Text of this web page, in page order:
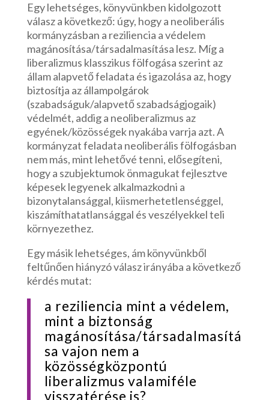
Egy lehetséges, könyvünkben kidolgozott
válasz a következő: úgy, hogy a neoliberális
kormányzásban a reziliencia a védelem
magánosítása/társadalmasítása lesz. Míg a
liberalizmus klasszikus fölfogása szerint az
állam alapvető feladata és igazolása az, hogy
biztosítja az állampolgárok
(szabadságuk/alapvető szabadságjogaik)
védelmét, addig a neoliberalizmus az
egyének/közösségek nyakába varrja azt. A
kormányzat feladata neoliberális fölfogásban
nem más, mint lehetővé tenni, elősegíteni,
hogy a szubjektumok önmagukat fejlesztve
képesek legyenek alkalmazkodni a
bizonytalansággal, kiismerhetetlenséggel,
kiszámíthatatlansággal és veszélyekkel teli
környezethez.
Egy másik lehetséges, ám könyvünkből
feltűnően hiányzó válasz irányába a következő
kérdés mutat:
a reziliencia mint a védelem,
mint a biztonság
magánosítása/társadalmasítá
sa vajon nem a
közösségközpontú
liberalizmus valamiféle
visszatérése is?